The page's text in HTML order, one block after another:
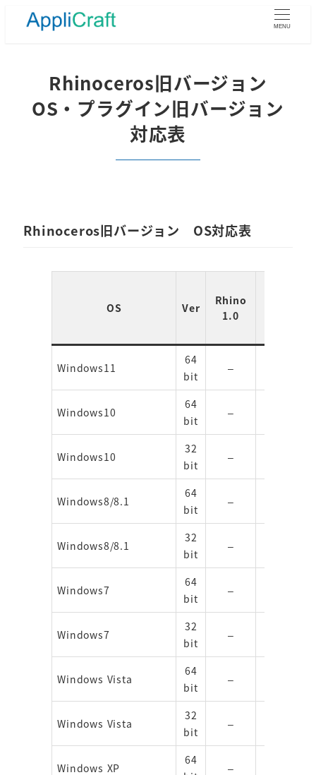
MENU
Rhinoceros旧バージョン
OS・プラグイン旧バージョン
対応表
Rhinoceros旧バージョン OS対応表
OS Ver
Rhino
1.0
Windows11
64
bit
–
Windows10
64
bit
–
Windows10
32
bit
–
Windows8/8.1
64
bit
–
Windows8/8.1
32
bit
–
Windows7
64
bit
–
Windows7
32
bit
–
Windows Vista
64
bit
–
Windows Vista
32
bit
–
Windows XP
64
–